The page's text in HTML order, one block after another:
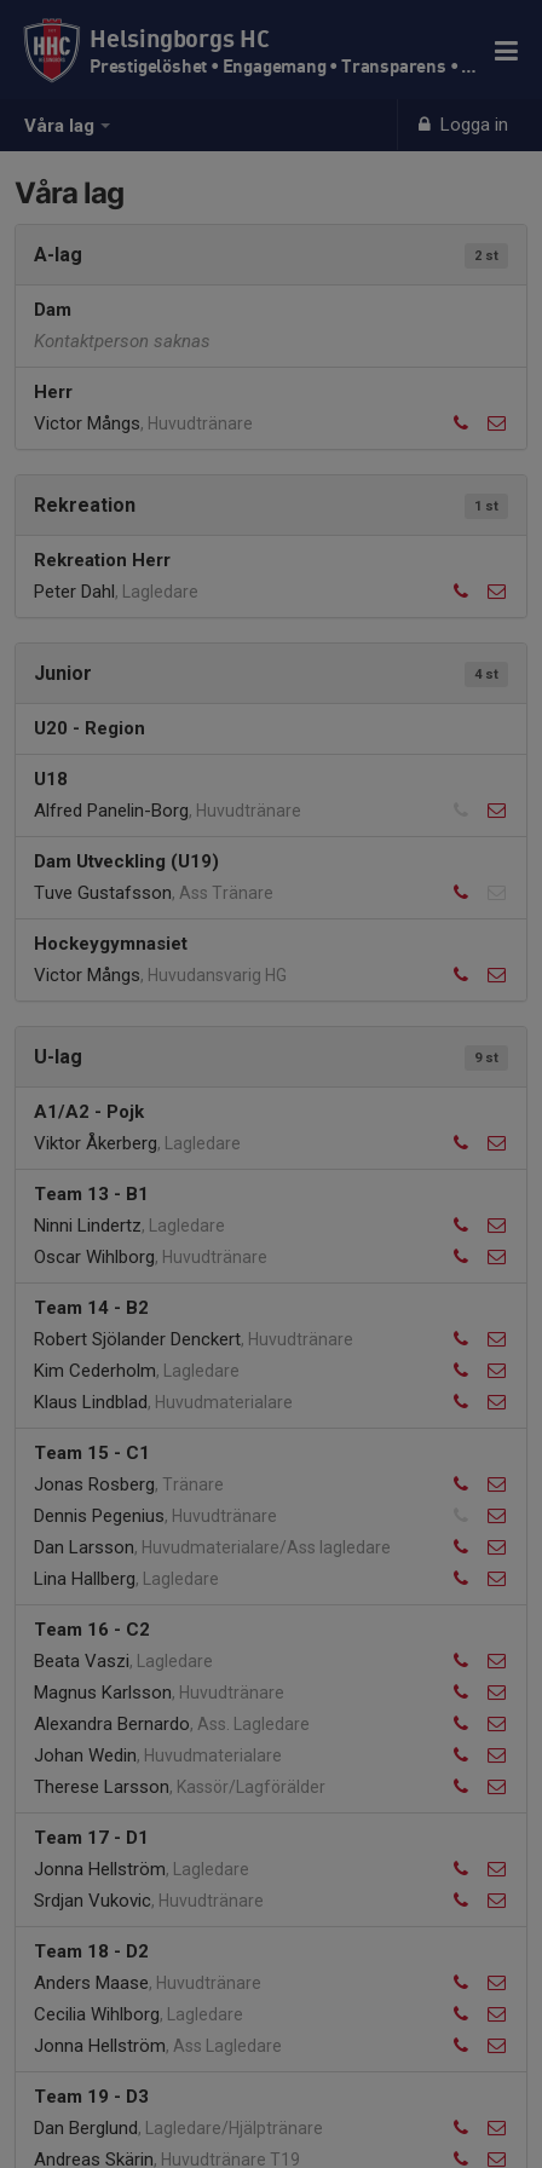
Våra lag Logga in
Helsingborgs HC
Prestigelöshet • Engagemang • Transparens • Trivsel
Våra lag
2 st
A-lag
Dam
Kontaktperson saknas
Herr
Victor Mångs, Huvudtränare
1 st
Rekreation
Rekreation Herr
Peter Dahl, Lagledare
4 st
Junior
U20 - Region
U18
Alfred Panelin-Borg, Huvudtränare
Dam Utveckling (U19)
Tuve Gustafsson, Ass Tränare
Hockeygymnasiet
Victor Mångs, Huvudansvarig HG
9 st
U-lag
A1/A2 - Pojk
Viktor Åkerberg, Lagledare
Team 13 - B1
Ninni Lindertz, Lagledare
Oscar Wihlborg, Huvudtränare
Team 14 - B2
Robert Sjölander Denckert, Huvudtränare
Kim Cederholm, Lagledare
Klaus Lindblad, Huvudmaterialare
Team 15 - C1
Jonas Rosberg, Tränare
Dennis Pegenius, Huvudtränare
Dan Larsson, Huvudmaterialare/Ass lagledare
Lina Hallberg, Lagledare
Team 16 - C2
Beata Vaszi, Lagledare
Magnus Karlsson, Huvudtränare
Alexandra Bernardo, Ass. Lagledare
Johan Wedin, Huvudmaterialare
Therese Larsson, Kassör/Lagförälder
Team 17 - D1
Jonna Hellström, Lagledare
Srdjan Vukovic, Huvudtränare
Team 18 - D2
Anders Maase, Huvudtränare
Cecilia Wihlborg, Lagledare
Jonna Hellström, Ass Lagledare
Team 19 - D3
Dan Berglund, Lagledare/Hjälptränare
Andreas Skärin, Huvudtränare T19